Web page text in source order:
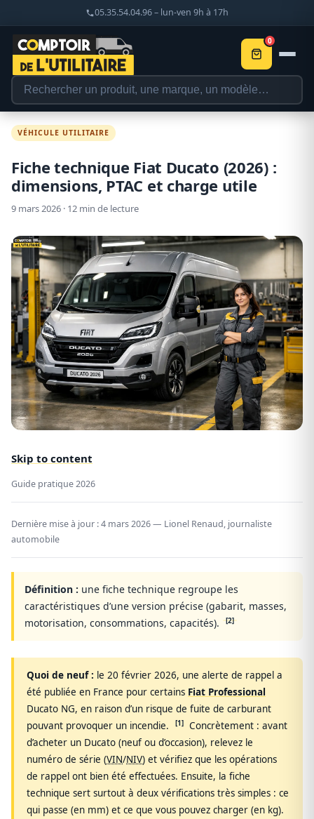
05.35.54.04.96 – lun-ven 9h à 17h
0
VÉHICULE UTILITAIRE
Fiche technique Fiat Ducato (2026) :
dimensions, PTAC et charge utile
9 mars 2026 · 12 min de lecture
Skip to content
Guide pratique 2026
Dernière mise à jour :4 mars 2026— Lionel Renaud, journaliste
automobile
Définition : une fiche technique regroupe les
caractéristiques d’une version précise (gabarit, masses,
motorisation, consommations, capacités).
[2]
Quoi de neuf : le 20 février 2026, une alerte de rappel a
été publiée en France pour certains Fiat Professional
Ducato NG, en raison d’un risque de fuite de carburant
pouvant provoquer un incendie.
[1] Concrètement : avant
d’acheter un Ducato (neuf ou d’occasion), relevez le
numéro de série (VIN/NIV) et vérifiez que les opérations
de rappel ont bien été effectuées. Ensuite, la fiche
technique sert surtout à deux vérifications très simples : ce
qui passe (en mm) et ce que vous pouvez charger (en kg).